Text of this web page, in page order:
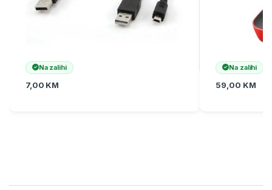
Na zalihi
7,00 KM
Na zalihi
59,00 KM